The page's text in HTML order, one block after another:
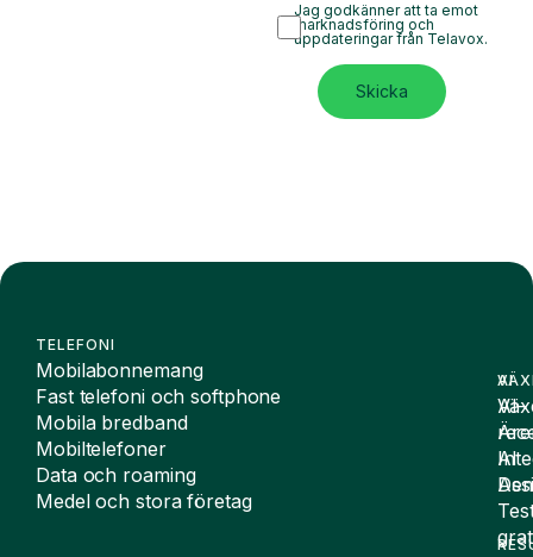
Jag godkänner att ta emot
marknadsföring och
uppdateringar från Telavox.
Skicka
TELEFONI
Mobilabonnemang
Fast telefoni och softphone
Mobila bredband
Mobiltelefoner
Data och roaming
Medel och stora företag
AI
AI-
AI